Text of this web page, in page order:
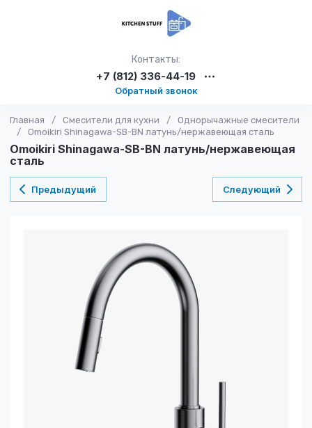
Контакты:
+7 (812) 336-44-19
Обратный звонок
Главная / Смесители для кухни /
Однорычажные смесители
/
Omoikiri Shinagawa-SB-BN латунь/нержавеющая сталь
Omoikiri Shinagawa-SB-BN латунь/нержавеющая
сталь
Предыдущий Следующий